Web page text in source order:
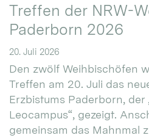
Treffen der NRW-
Paderborn 2026
20. Juli 2026
Den zwölf Weihbischöfen
Treffen am 20. Juli das
Erzbistums Paderborn, der
Leocampus“, gezeigt.
gemeinsam das Mahnmal